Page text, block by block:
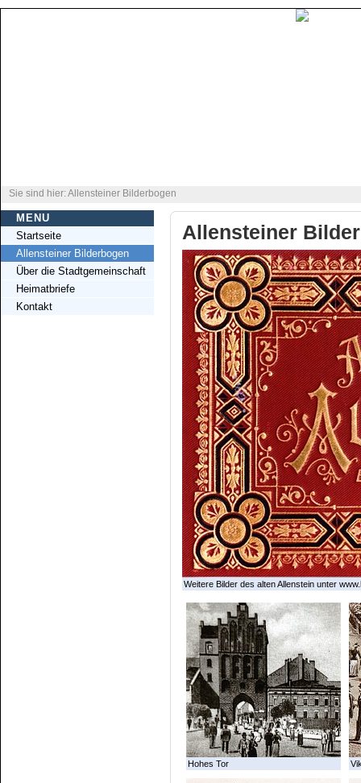
Sie sind hier: Allensteiner Bilderbogen
MENU
Startseite
Allensteiner Bilderbogen
Über die Stadtgemeinschaft
Heimatbriefe
Kontakt
Allensteiner
Weitere Bilder des alten Allenstein unter
Hohes Tor